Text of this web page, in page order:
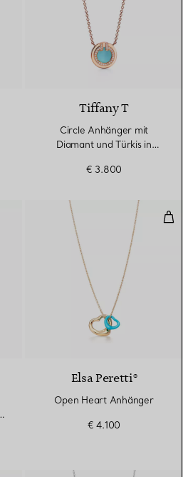
3 Materialien
Tiffany T
Circle Anhänger mit
Diamant und Türkis in
€ 3.800
Elsa Peretti®
Open Heart Anhänger
€ 4.100